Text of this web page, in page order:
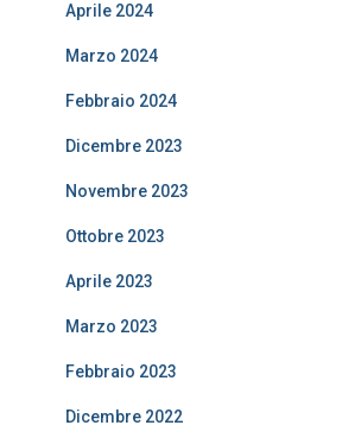
Aprile 2024
Marzo 2024
Febbraio 2024
Dicembre 2023
Novembre 2023
Ottobre 2023
Aprile 2023
Marzo 2023
Febbraio 2023
Dicembre 2022